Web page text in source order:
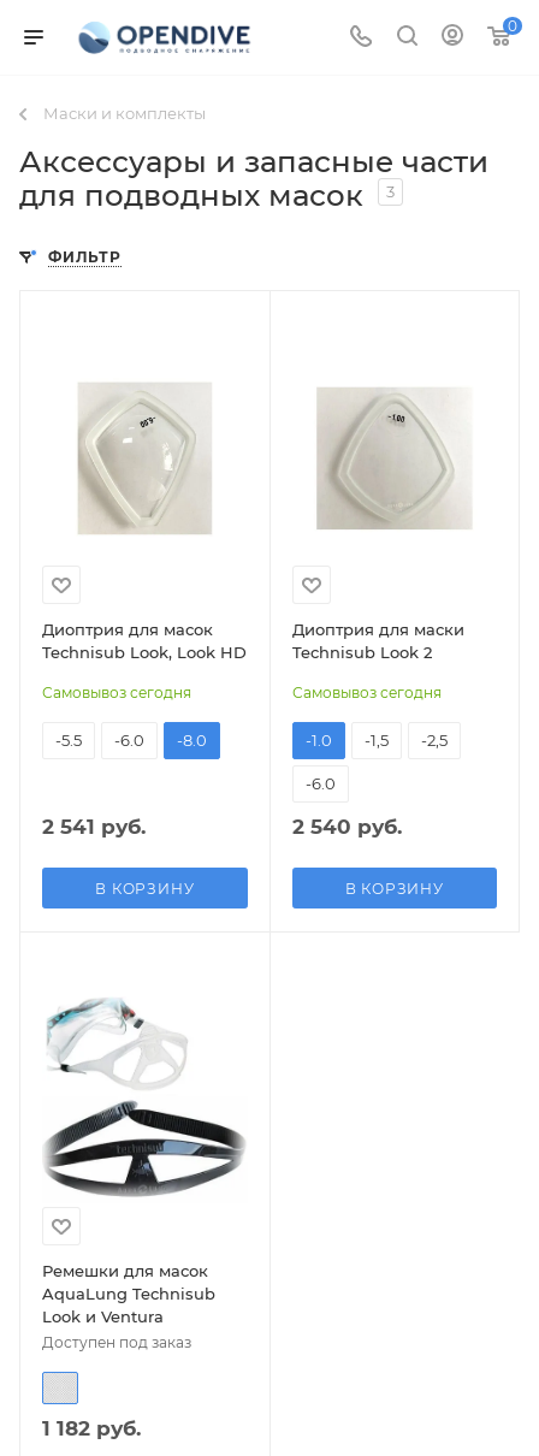
0
Маски и комплекты
Аксессуары и запасные части
для подводных масок
3
ФИЛЬТР
Диоптрия для масок
Technisub Look, Look HD
Самовывоз сегодня
-5.5 -6.0 -8.0
2 541 руб.
В КОРЗИНУ
Диоптрия для маски
Technisub Look 2
Самовывоз сегодня
-1.0 -1,5 -2,5
-6.0
2 540 руб.
В КОРЗИНУ
Ремешки для масок
AquaLung Technisub
Look и Ventura
Доступен под заказ
1 182 руб.